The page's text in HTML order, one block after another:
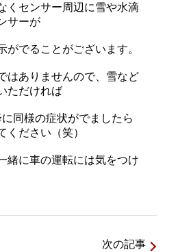
くセンサー周辺に雪や水滴
サーが
がでることがございます。
はありませんので、雪など
ただければ
同様の症状がでましたら
ください（笑）
緒に車の運転には気をつけ
次の記事